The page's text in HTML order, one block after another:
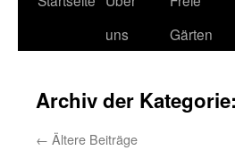
uns
Gärten
Archiv der
← Ältere Beiträge